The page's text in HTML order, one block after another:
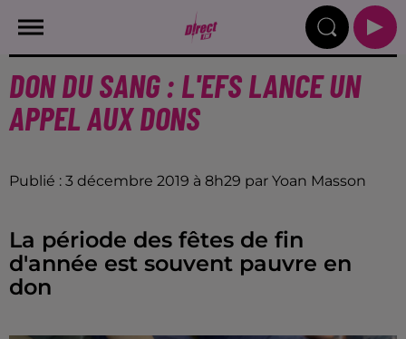
DON DU SANG : L'EFS LANCE UN
APPEL AUX DONS
Publié : 3 décembre 2019 à 8h29 par Yoan Masson
La période des fêtes de fin
d'année est souvent pauvre en
don